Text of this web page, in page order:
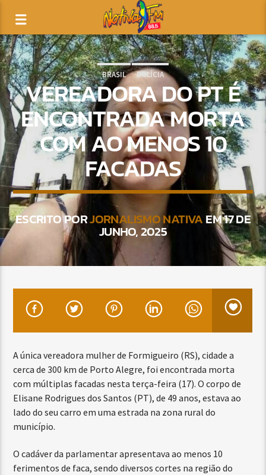
BRASIL POLÍCIA
VEREADORA DO PT É
ENCONTRADA MORTA
COM AO MENOS 10
FACADAS
ESCRITO PORJORNALISMO NATIVAEM 17 DE
JUNHO, 2025
A única vereadora mulher de Formigueiro (RS), cidade a
cerca de 300 km de Porto Alegre, foi encontrada morta
com múltiplas facadas nesta terça-feira (17). O corpo de
Elisane Rodrigues dos Santos (PT), de 49 anos, estava ao
lado do seu carro em uma estrada na zona rural do
município.
O cadáver da parlamentar apresentava ao menos 10
ferimentos de faca, sendo diversos cortes na região do